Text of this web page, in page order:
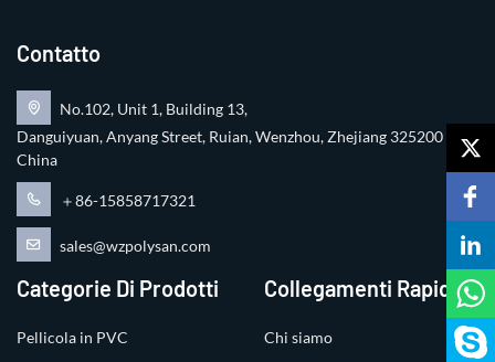
Contatto
No.102, Unit 1, Building 13,
Danguiyuan, Anyang Street, Ruian, Wenzhou, Zhejiang 325200
China
＋86-15858717321
sales@wzpolysan.com
Categorie Di Prodotti
Pellicola in PVC
Collegamenti Rapidi
Chi siamo